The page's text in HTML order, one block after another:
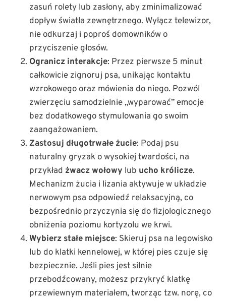
zasuń rolety lub zasłony, aby zminimalizować
dopływ światła zewnętrznego. Wyłącz telewizor,
nie odkurzaj i poproś domowników o
przyciszenie głosów.
Ogranicz interakcje: Przez pierwsze 5 minut
całkowicie zignoruj psa, unikając kontaktu
wzrokowego oraz mówienia do niego. Pozwól
zwierzęciu samodzielnie „wyparować” emocje
bez dodatkowego stymulowania go swoim
zaangażowaniem.
Zastosuj długotrwałe żucie: Podaj psu
naturalny gryzak o wysokiej twardości, na
przykład żwacz wołowy lub ucho królicze.
Mechanizm żucia i lizania aktywuje w układzie
nerwowym psa odpowiedź relaksacyjną, co
bezpośrednio przyczynia się do fizjologicznego
obniżenia poziomu kortyzolu we krwi.
Wybierz stałe miejsce: Skieruj psa na legowisko
lub do klatki kennelowej, w której pies czuje się
bezpiecznie. Jeśli pies jest silnie
przebodźcowany, możesz przykryć klatkę
przewiewnym materiałem, tworząc tzw. norę, co